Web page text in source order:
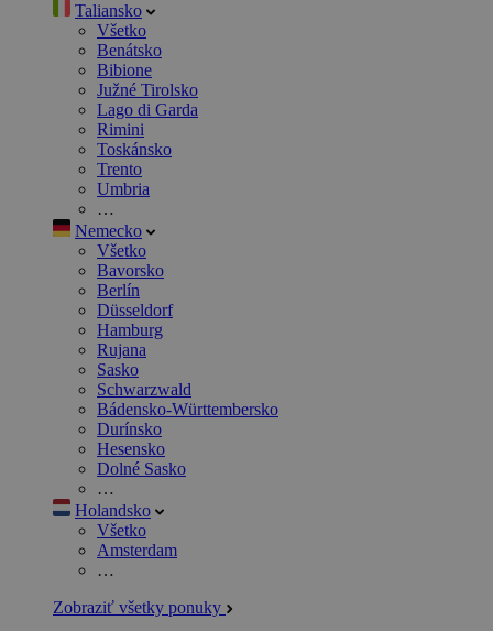
Taliansko
Všetko
Benátsko
Bibione
Južné Tirolsko
Lago di Garda
Rimini
Toskánsko
Trento
Umbria
…
Nemecko
Všetko
Bavorsko
Berlín
Düsseldorf
Hamburg
Rujana
Sasko
Schwarzwald
Bádensko-Württembersko
Durínsko
Hesensko
Dolné Sasko
…
Holandsko
Všetko
Amsterdam
…
Zobraziť všetky ponuky